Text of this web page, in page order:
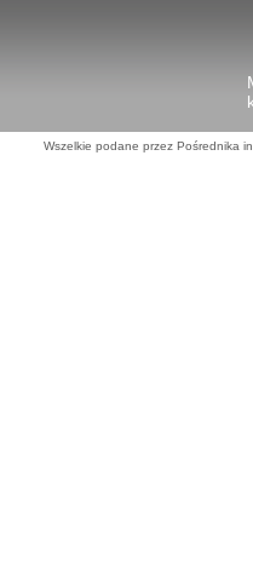
Wszelkie podane przez Pośrednika